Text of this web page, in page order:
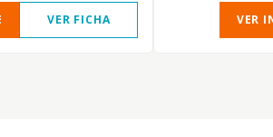
VER FICHA VER